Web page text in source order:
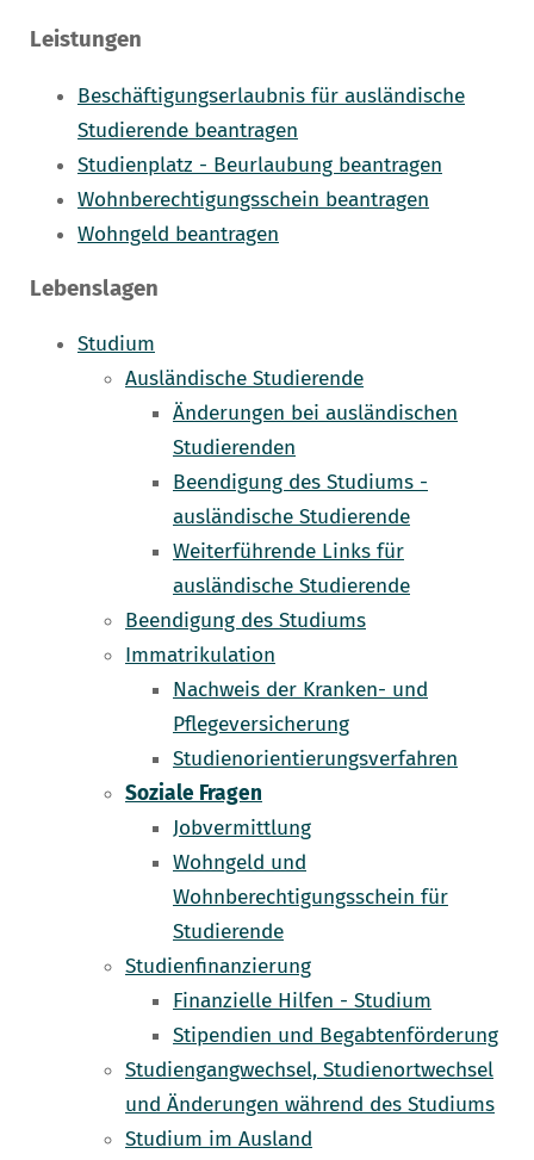
Leistungen
Beschäftigungserlaubnis für ausländische
Studierende beantragen
Studienplatz - Beurlaubung beantragen
Wohnberechtigungsschein beantragen
Wohngeld beantragen
Lebenslagen
Studium
Ausländische Studierende
Änderungen bei ausländischen
Studierenden
Beendigung des Studiums -
ausländische Studierende
Weiterführende Links für
ausländische Studierende
Beendigung des Studiums
Immatrikulation
Nachweis der Kranken- und
Pflegeversicherung
Studienorientierungsverfahren
Soziale Fragen
Jobvermittlung
Wohngeld und
Wohnberechtigungsschein für
Studierende
Studienfinanzierung
Finanzielle Hilfen - Studium
Stipendien und Begabtenförderung
Studiengangwechsel, Studienortwechsel
und Änderungen während des Studiums
Studium im Ausland